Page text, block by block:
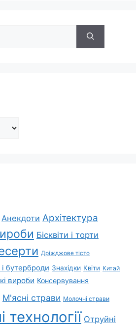
Анекдоти Архітектура
Бісквіти і торти
Дріжджове тісто
і бутерброди Знахідки Квіти Китай
вироби Консервування
М'ясні страви Молочні страви
технології Отруйні